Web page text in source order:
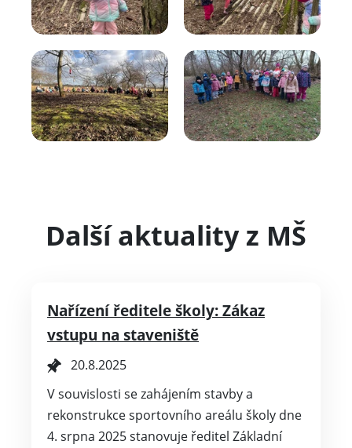
Další aktuality z MŠ
Nařízení ředitele školy: Zákaz
vstupu na staveniště
20.8.2025
V souvislosti se zahájením stavby a
rekonstrukce sportovního areálu školy dne
4. srpna 2025 stanovuje ředitel Základní